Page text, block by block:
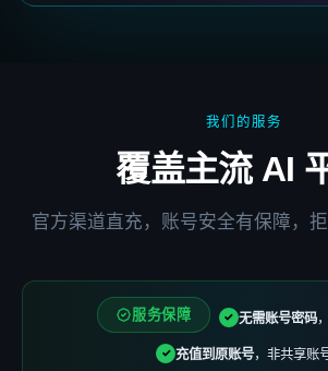
我们的服务
覆盖主流 AI
官方渠道直充，账号安全有保障，
服务保障 ✓ 无需账号密码
✓ 充值到原账号，非共享账